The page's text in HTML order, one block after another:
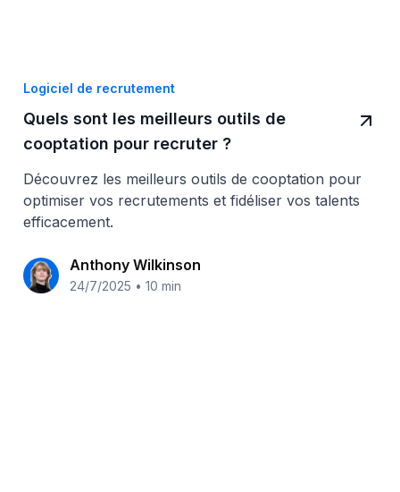
Logiciel de recrutement
Quels sont les meilleurs outils de
cooptation pour recruter ?
Découvrez les meilleurs outils de cooptation pour
optimiser vos recrutements et fidéliser vos talents
efficacement.
Anthony Wilkinson
24/7/2025 • 10 min